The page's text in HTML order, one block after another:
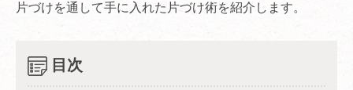
片づけを通して手に入れた片づけ術を紹介します。
目次